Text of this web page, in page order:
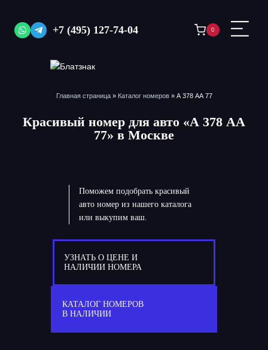
содержимому+7 (495) 127-74-04 0
Главная страница» Каталог номеров» А 378 АА 77
Красивый номер для авто «А 378 АА
77» в Москве
Поможем подобрать красивый
авто номер из нашего каталога
или выкупим ваш.
А 378 АА
УЗНАТЬ О ЦЕНЕ И
НАЛИЧИИ НОМЕРА
КАТАЛОГ НОМЕРОВ
В НАЛИЧИИ